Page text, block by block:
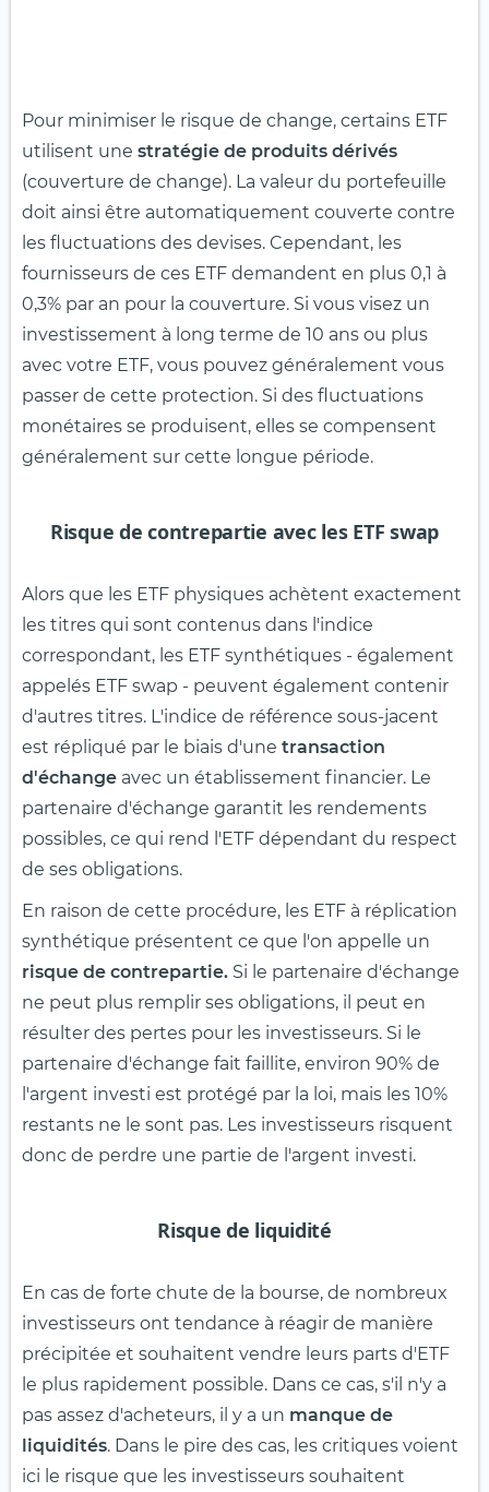
Pour minimiser le risque de change, certains ETF
utilisent une stratégie de produits dérivés
(couverture de change). La valeur du portefeuille
doit ainsi être automatiquement couverte contre
les fluctuations des devises. Cependant, les
fournisseurs de ces ETF demandent en plus 0,1 à
0,3% par an pour la couverture. Si vous visez un
investissement à long terme de 10 ans ou plus
avec votre ETF, vous pouvez généralement vous
passer de cette protection. Si des fluctuations
monétaires se produisent, elles se compensent
généralement sur cette longue période.
Risque de contrepartie avec les ETF swap
Alors que les ETF physiques achètent exactement
les titres qui sont contenus dans l'indice
correspondant, les ETF synthétiques - également
appelés ETF swap - peuvent également contenir
d'autres titres. L'indice de référence sous-jacent
est répliqué par le biais d'une transaction
d'échange avec un établissement financier. Le
partenaire d'échange garantit les rendements
possibles, ce qui rend l'ETF dépendant du respect
de ses obligations.
En raison de cette procédure, les ETF à réplication
synthétique présentent ce que l'on appelle un
risque de contrepartie. Si le partenaire d'échange
ne peut plus remplir ses obligations, il peut en
résulter des pertes pour les investisseurs. Si le
partenaire d'échange fait faillite, environ 90% de
l'argent investi est protégé par la loi, mais les 10%
restants ne le sont pas. Les investisseurs risquent
donc de perdre une partie de l'argent investi.
Risque de liquidité
En cas de forte chute de la bourse, de nombreux
investisseurs ont tendance à réagir de manière
précipitée et souhaitent vendre leurs parts d'ETF
le plus rapidement possible. Dans ce cas, s'il n'y a
pas assez d'acheteurs, il y a un manque de
liquidités. Dans le pire des cas, les critiques voient
ici le risque que les investisseurs souhaitent